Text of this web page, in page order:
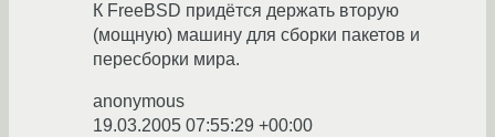
К FreeBSD придётся держать вторую
(мощную) машину для сборки пакетов и
пересборки мира.
anonymous
19.03.2005 07:55:29 +00:00